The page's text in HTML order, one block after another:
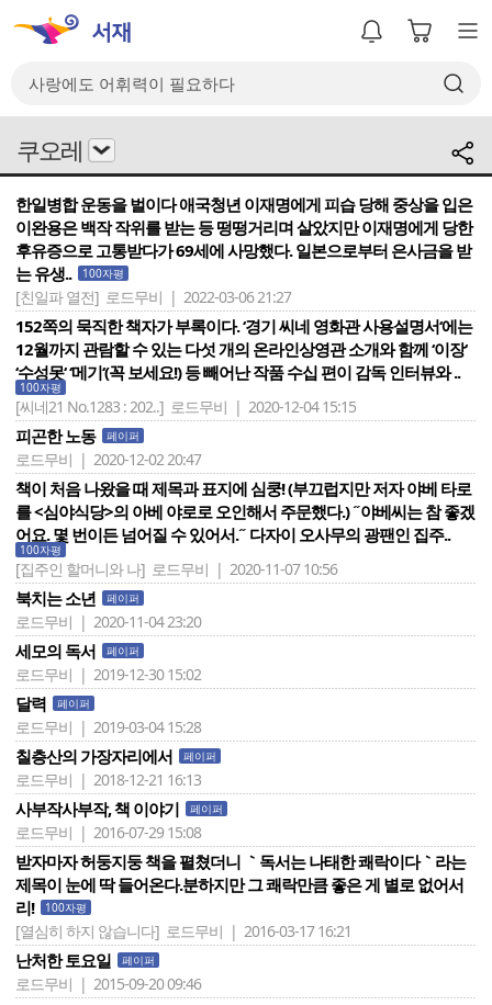
쿠오레
한일병합 운동을 벌이다 애국청년 이재명에게 피습 당해 중상을 입은
이완용은 백작 작위를 받는 등 떵떵거리며 살았지만 이재명에게 당한
후유증으로 고통받다가 69세에 사망했다. 일본으로부터 은사금을 받
는 유생..
100자평
[친일파 열전] 로드무비 | 2022-03-06 21:27
152쪽의 묵직한 책자가 부록이다. ‘경기 씨네 영화관 사용설명서‘에는
12월까지 관람할 수 있는 다섯 개의 온라인상영관 소개와 함께 ‘이장‘
‘수성못‘ ‘메기‘(꼭 보세요!) 등 빼어난 작품 수십 편이 감독 인터뷰와 ..
100자평
[씨네21 No.1283 : 202..] 로드무비 | 2020-12-04 15:15
피곤한 노동 페이퍼
로드무비 | 2020-12-02 20:47
책이 처음 나왔을 때 제목과 표지에 심쿵! (부끄럽지만 저자 야베 타로
를 <심야식당>의 아베 야로로 오인해서 주문했다.) ˝야베씨는 참 좋겠
어요. 몇 번이든 넘어질 수 있어서.˝ 다자이 오사무의 광팬인 집주..
100자평
[집주인 할머니와 나] 로드무비 | 2020-11-07 10:56
북치는 소년 페이퍼
로드무비 | 2020-11-04 23:20
세모의 독서 페이퍼
로드무비 | 2019-12-30 15:02
달력 페이퍼
로드무비 | 2019-03-04 15:28
칠층산의 가장자리에서 페이퍼
로드무비 | 2018-12-21 16:13
사부작사부작, 책 이야기 페이퍼
로드무비 | 2016-07-29 15:08
받자마자 허둥지둥 책을 펼쳤더니 ｀독서는 나태한 쾌락이다｀라는
제목이 눈에 딱 들어온다.분하지만 그 쾌락만큼 좋은 게 별로 없어서
리!
100자평
[열심히 하지 않습니다] 로드무비 | 2016-03-17 16:21
난처한 토요일 페이퍼
로드무비 | 2015-09-20 09:46